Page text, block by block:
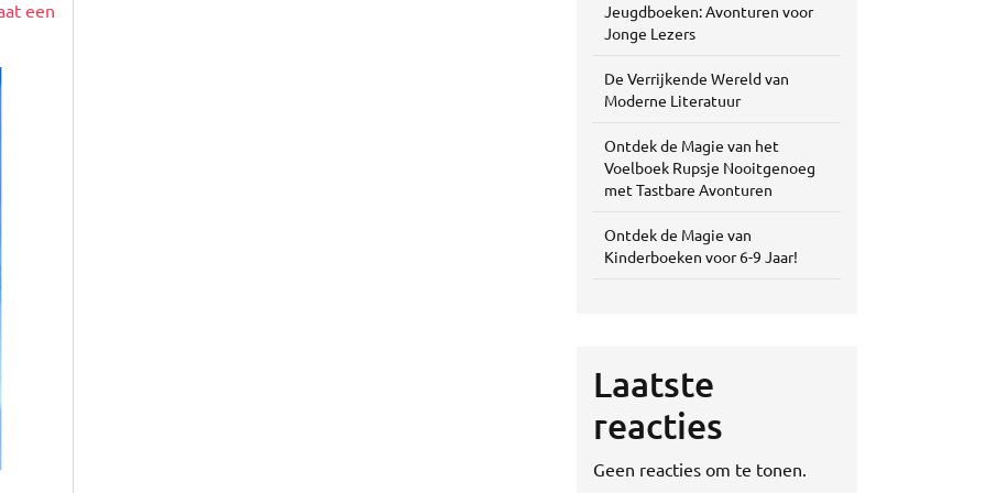
een
Jeugdboeken: Avonturen voor
Jonge Lezers
De Verrijkende Wereld van
Moderne Literatuur
Ontdek de Magie van het
Voelboek Rupsje Nooitgenoeg
met Tastbare Avonturen
Ontdek de Magie van
Kinderboeken voor 6-9 Jaar!
Laatste
reacties
Geen reacties om te tonen.